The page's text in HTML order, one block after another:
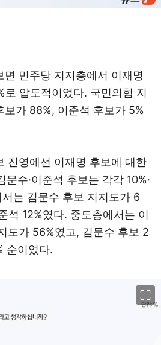
면 민주당 지지층에서 이재명
로 압도적이었다. 국민의힘 지
보가 88%, 이준석 후보가 5%
진영에선 이재명 후보에 대한
수·이준석 후보는 각각 10%·
는 김문수 후보 지지도가 6
석 12%였다. 중도층에서는 이
도가 56%였고, 김문수 후보 2
순이었다.